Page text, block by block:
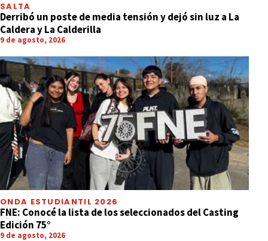
SALTA
Derribó un poste de media tensión y dejó sin luz a La
Caldera y La Calderilla
9 de agosto, 2026
ONDA ESTUDIANTIL 2026
FNE: Conocé la lista de los seleccionados del Casting
Edición 75°
9 de agosto, 2026